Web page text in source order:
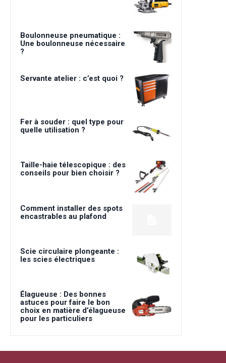
Boulonneuse pneumatique :
Une boulonneuse nécessaire
?
Servante atelier : c’est quoi ?
Fer à souder : quel type pour
quelle utilisation ?
Taille-haie télescopique : des
conseils pour bien choisir ?
Comment installer des spots
encastrables au plafond
Scie circulaire plongeante :
les scies électriques
Élagueuse : Des bonnes
astuces pour faire le bon
choix en matière d’élagueuse
pour les particuliers